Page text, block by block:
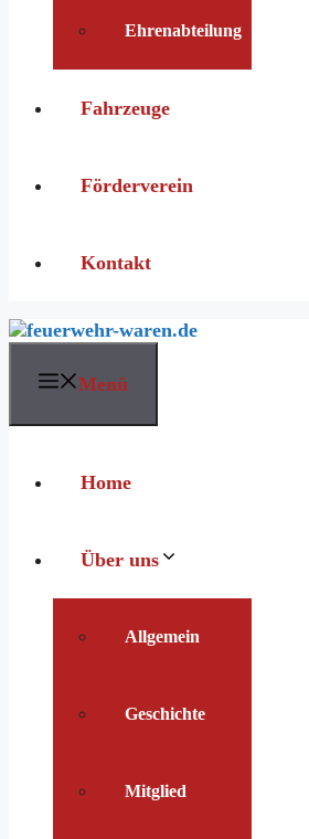
Ehrenabteilung
Fahrzeuge
Förderverein
Kontakt
Menü
Home
Über uns
Allgemein
Geschichte
Mitglied